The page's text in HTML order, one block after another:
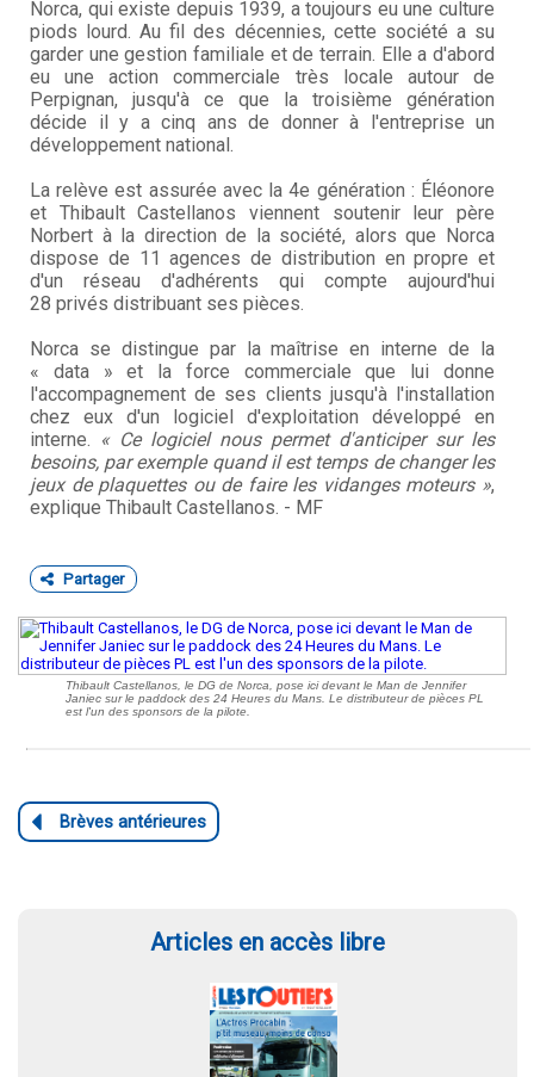
Norca, qui existe depuis 1939, a toujours eu une culture
piods lourd. Au fil des décennies, cette société a su
garder une gestion familiale et de terrain. Elle a d'abord
eu une action commerciale très locale autour de
Perpignan, jusqu'à ce que la troisième génération
décide il y a cinq ans de donner à l'entreprise un
développement national.
La relève est assurée avec la 4e génération : Éléonore
et Thibault Castellanos viennent soutenir leur père
Norbert à la direction de la société, alors que Norca
dispose de 11 agences de distribution en propre et
d'un réseau d'adhérents qui compte aujourd'hui
28 privés distribuant ses pièces.
Norca se distingue par la maîtrise en interne de la
« data » et la force commerciale que lui donne
l'accompagnement de ses clients jusqu'à l'installation
chez eux d'un logiciel d'exploitation développé en
interne. « Ce logiciel nous permet d'anticiper sur les
besoins, par exemple quand il est temps de changer les
jeux de plaquettes ou de faire les vidanges moteurs »,
explique Thibault Castellanos. - MF
Partager
Thibault Castellanos, le DG de Norca, pose ici devant le Man de Jennifer
Janiec sur le paddock des 24 Heures du Mans. Le distributeur de pièces PL
est l'un des sponsors de la pilote.
Articles en accès libre